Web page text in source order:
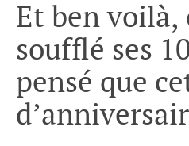
Et ben
soufflé ses
pensé que